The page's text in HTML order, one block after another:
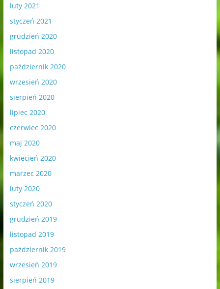
luty 2021
styczeń 2021
grudzień 2020
listopad 2020
październik 2020
wrzesień 2020
sierpień 2020
lipiec 2020
czerwiec 2020
maj 2020
kwiecień 2020
marzec 2020
luty 2020
styczeń 2020
grudzień 2019
listopad 2019
październik 2019
wrzesień 2019
sierpień 2019